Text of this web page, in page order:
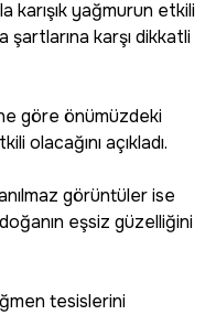
karışık yağmurun etkili
şartlarına karşı dikkatli
göre önümüzdeki
olacağını açıkladı.
görüntüler ise
eşsiz güzelliğini
tesislerini